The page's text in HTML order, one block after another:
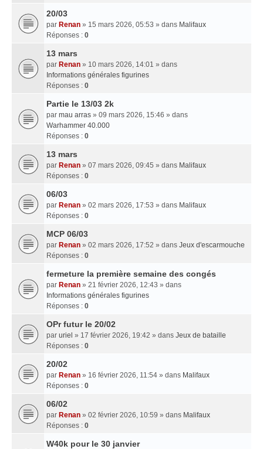
20/03
par Renan » 15 mars 2026, 05:53 » dans Malifaux
Réponses : 0
13 mars
par Renan » 10 mars 2026, 14:01 » dans
Informations générales figurines
Réponses : 0
Partie le 13/03 2k
par mau arras » 09 mars 2026, 15:46 » dans
Warhammer 40.000
Réponses : 0
13 mars
par Renan » 07 mars 2026, 09:45 » dans Malifaux
Réponses : 0
06/03
par Renan » 02 mars 2026, 17:53 » dans Malifaux
Réponses : 0
MCP 06/03
par Renan » 02 mars 2026, 17:52 » dans Jeux d'escarmouche
Réponses : 0
fermeture la première semaine des congés
par Renan » 21 février 2026, 12:43 » dans
Informations générales figurines
Réponses : 0
OPr futur le 20/02
par uriel » 17 février 2026, 19:42 » dans Jeux de bataille
Réponses : 0
20/02
par Renan » 16 février 2026, 11:54 » dans Malifaux
Réponses : 0
06/02
par Renan » 02 février 2026, 10:59 » dans Malifaux
Réponses : 0
W40k pour le 30 janvier